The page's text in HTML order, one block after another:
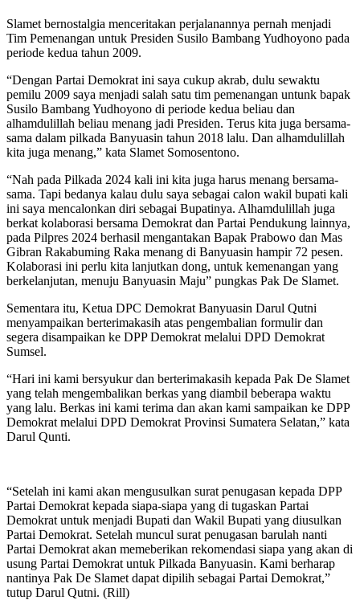
Slamet bernostalgia menceritakan perjalanannya pernah menjadi
Tim Pemenangan untuk Presiden Susilo Bambang Yudhoyono pada
periode kedua tahun 2009.
“Dengan Partai Demokrat ini saya cukup akrab, dulu sewaktu
pemilu 2009 saya menjadi salah satu tim pemenangan untunk bapak
Susilo Bambang Yudhoyono di periode kedua beliau dan
alhamdulillah beliau menang jadi Presiden. Terus kita juga bersama-
sama dalam pilkada Banyuasin tahun 2018 lalu. Dan alhamdulillah
kita juga menang,” kata Slamet Somosentono.
“Nah pada Pilkada 2024 kali ini kita juga harus menang bersama-
sama. Tapi bedanya kalau dulu saya sebagai calon wakil bupati kali
ini saya mencalonkan diri sebagai Bupatinya. Alhamdulillah juga
berkat kolaborasi bersama Demokrat dan Partai Pendukung lainnya,
pada Pilpres 2024 berhasil mengantakan Bapak Prabowo dan Mas
Gibran Rakabuming Raka menang di Banyuasin hampir 72 pesen.
Kolaborasi ini perlu kita lanjutkan dong, untuk kemenangan yang
berkelanjutan, menuju Banyuasin Maju” pungkas Pak De Slamet.
Sementara itu, Ketua DPC Demokrat Banyuasin Darul Qutni
menyampaikan berterimakasih atas pengembalian formulir dan
segera disampaikan ke DPP Demokrat melalui DPD Demokrat
Sumsel.
“Hari ini kami bersyukur dan berterimakasih kepada Pak De Slamet
yang telah mengembalikan berkas yang diambil beberapa waktu
yang lalu. Berkas ini kami terima dan akan kami sampaikan ke DPP
Demokrat melalui DPD Demokrat Provinsi Sumatera Selatan,” kata
Darul Qunti.
“Setelah ini kami akan mengusulkan surat penugasan kepada DPP
Partai Demokrat kepada siapa-siapa yang di tugaskan Partai
Demokrat untuk menjadi Bupati dan Wakil Bupati yang diusulkan
Partai Demokrat. Setelah muncul surat penugasan barulah nanti
Partai Demokrat akan memeberikan rekomendasi siapa yang akan di
usung Partai Demokrat untuk Pilkada Banyuasin. Kami berharap
nantinya Pak De Slamet dapat dipilih sebagai Partai Demokrat,”
tutup Darul Qutni. (Rill)